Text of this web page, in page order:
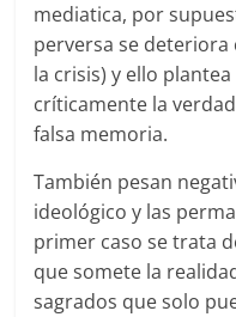
mediatica, por
perversa se
la crisis) y ello
críticamente la
falsa memoria.
También pesan
ideológico y las
primer caso se trata
que somete la
sagrados que solo